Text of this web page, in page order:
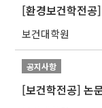
[환경보건학전공
보건대학원
공지사항
[보건학전공] 논